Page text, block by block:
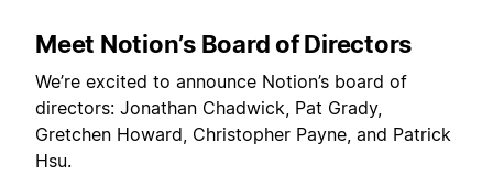
Meet Notion’s Board of Directors
We’re excited to announce Notion’s board of
directors: Jonathan Chadwick, Pat Grady,
Gretchen Howard, Christopher Payne, and Patrick
Hsu.